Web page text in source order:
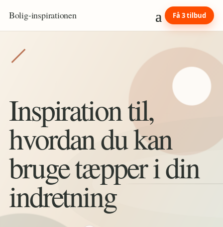
Bolig-inspirationen Få 3 tilbud
Inspiration til,
hvordan du kan
bruge tæpper i din
indretning